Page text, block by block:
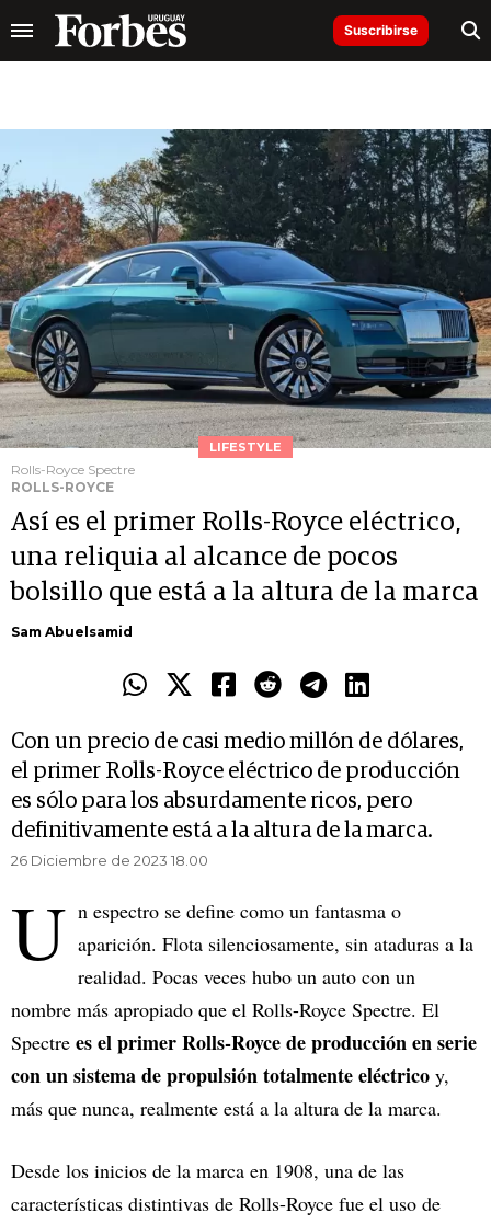
Suscribirse
LIFESTYLE
Rolls-Royce Spectre
ROLLS-ROYCE
Así es el primer Rolls-Royce eléctrico,
una reliquia al alcance de pocos
bolsillo que está a la altura de la marca
Sam Abuelsamid
Con un precio de casi medio millón de dólares,
el primer Rolls-Royce eléctrico de producción
es sólo para los absurdamente ricos, pero
definitivamente está a la altura de la marca.
26 Diciembre de 2023 18.00
U n espectro se define como un fantasma o
aparición. Flota silenciosamente, sin ataduras a la
realidad. Pocas veces hubo un auto con un
nombre más apropiado que el Rolls-Royce Spectre. El
Spectre es el primer Rolls-Royce de producción en serie
con un sistema de propulsión totalmente eléctrico y,
más que nunca, realmente está a la altura de la marca.
Desde los inicios de la marca en 1908, una de las
características distintivas de Rolls-Royce fue el uso de